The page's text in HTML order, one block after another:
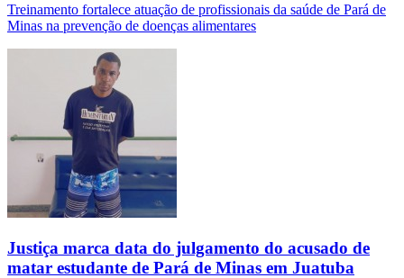
Treinamento fortalece atuação de profissionais da saúde de Pará de
Minas na prevenção de doenças alimentares
Justiça marca data do julgamento do acusado de
matar estudante de Pará de Minas em Juatuba